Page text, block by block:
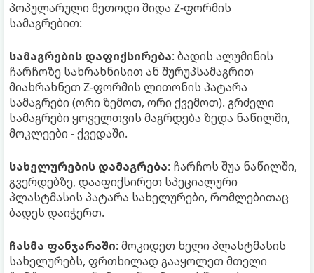
პოპულარული მეთოდი შიდა Z-ფორმის
სამაგრებით:
სამაგრების დაფიქსირება: ბადის ალუმინის
ჩარჩოზე სახრახნისით ან შურუპსამაგრით
მიახრახნეთ Z-ფორმის ლითონის პატარა
სამაგრები (ორი ზემოთ, ორი ქვემოთ). გრძელი
სამაგრები ყოველთვის მაგრდება ზედა ნაწილში,
მოკლეები - ქვედაში.
სახელურების დამაგრება: ჩარჩოს შუა ნაწილში,
გვერდებზე, დააფიქსირეთ სპეციალური
პლასტმასის პატარა სახელურები, რომლებითაც
ბადეს დაიჭერთ.
ჩასმა ფანჯარაში: მოკიდეთ ხელი პლასტმასის
სახელურებს, ფრთხილად გააყოლეთ მთელი